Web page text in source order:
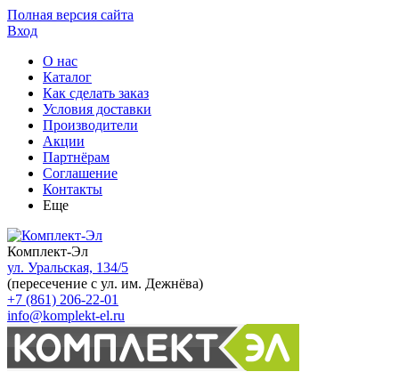
Полная версия сайта
Вход
О нас
Каталог
Как сделать заказ
Условия доставки
Производители
Акции
Партнёрам
Соглашение
Контакты
Еще
Комплект-Эл
ул. Уральская, 134/5
(пересечение с ул. им. Дежнёва)
+7 (861) 206-22-01
info@komplekt-el.ru